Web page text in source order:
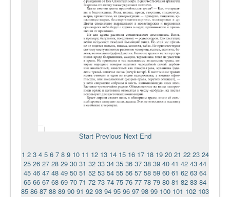
Start Previous Next End
1 2 3 4 5 6 7 8 9 10 11 12 13 14 15 16 17 18 19 20 21 22 23 24
25 26 27 28 29 30 31 32 33 34 35 36 37 38 39 40 41 42 43 44
45 46 47 48 49 50 51 52 53 54 55 56 57 58 59 60 61 62 63 64
65 66 67 68 69 70 71 72 73 74 75 76 77 78 79 80 81 82 83 84
85 86 87 88 89 90 91 92 93 94 95 96 97 98 99 100 101 102 103